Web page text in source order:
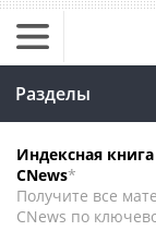
Разделы
Индексная
CNews*
Получите все
CNews по